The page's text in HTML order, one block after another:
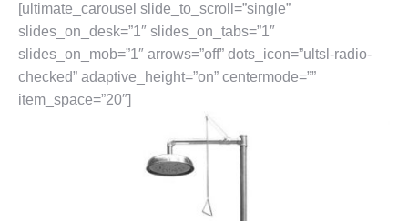
[ultimate_carousel slide_to_scroll=”single”
slides_on_desk=”1″ slides_on_tabs=”1″
slides_on_mob=”1″ arrows=”off” dots_icon=”ultsl-radio-
checked” adaptive_height=”on” centermode=””
item_space=”20″]